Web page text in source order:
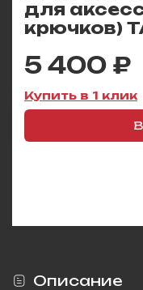
для
крючков)
5 400 ₽
Купить в 1 клик
Описание